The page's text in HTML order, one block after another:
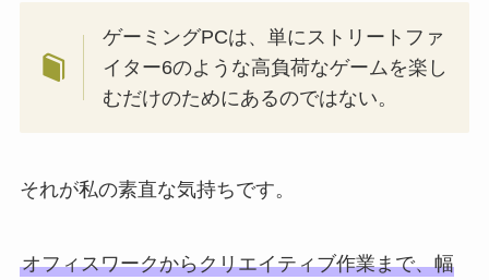
ゲーミングPCは、単にストリートファ
イター6のような高負荷なゲームを楽し
むだけのためにあるのではない。
それが私の素直な気持ちです。
オフィスワークからクリエイティブ作業まで、幅